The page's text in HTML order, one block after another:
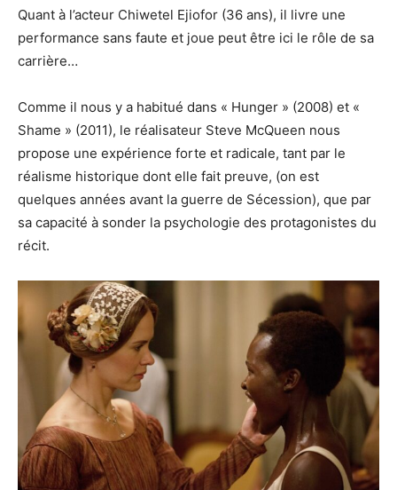
Quant à l’acteur Chiwetel Ejiofor (36 ans), il livre une
performance sans faute et joue peut être ici le rôle de sa
carrière…
Comme il nous y a habitué dans « Hunger » (2008) et «
Shame » (2011), le réalisateur Steve McQueen nous
propose une expérience forte et radicale, tant par le
réalisme historique dont elle fait preuve, (on est
quelques années avant la guerre de Sécession), que par
sa capacité à sonder la psychologie des protagonistes du
récit.